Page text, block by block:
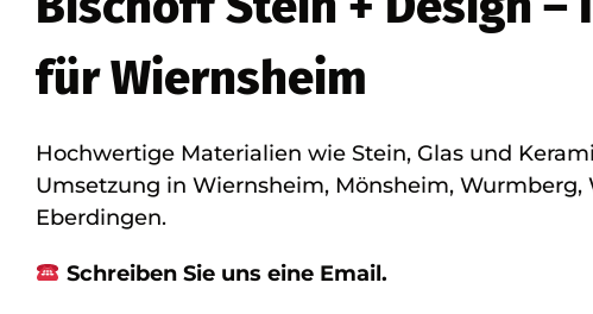
für Wiernsheim
Hochwertige Materialien wie Stein, Glas und
Umsetzung in Wiernsheim, Mönsheim,
Eberdingen.
Schreiben Sie uns eine Email.